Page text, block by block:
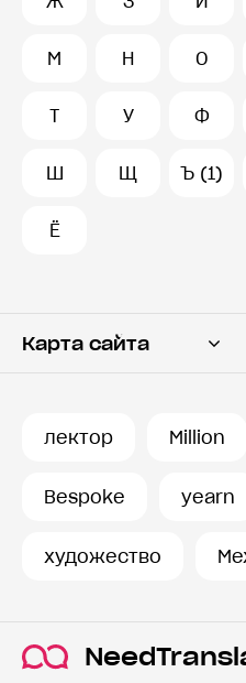
М Н О
Т У Ф
Ш Щ Ъ (1)
Ё
Карта сайта
лектор Million
Bespoke yearn
художество